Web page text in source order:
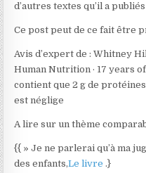
d’autres textes qu’il a
Ce post peut de ce fait être
Avis d’expert de : Whitney
Human Nutrition · 17 years
contient que 2 g de
est néglige
A lire sur un thème
{{ » Je ne parlerai qu’à ma
des enfants,Le livre.}